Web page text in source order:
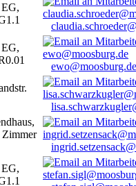
ewo@moosburg.de
Zimmer